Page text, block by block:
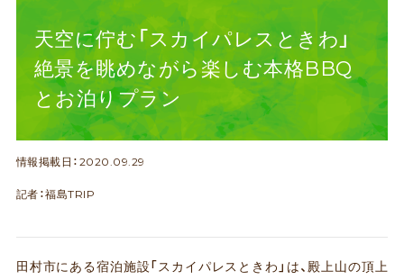
天空に佇む「スカイパレスときわ」
絶景を眺めながら楽しむ本格BBQ
とお泊りプラン
情報掲載日：2020.09.29
記者：福島TRIP
田村市にある宿泊施設「スカイパレスときわ」は、殿上山の頂上